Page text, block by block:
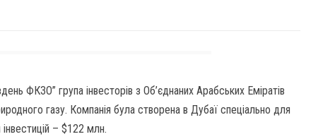
ФКЗО” група інвесторів з Об’єднаних Арабських Еміратів
газу. Компанія була створена в Дубаї спеціально для
інвестицій – $122 млн.